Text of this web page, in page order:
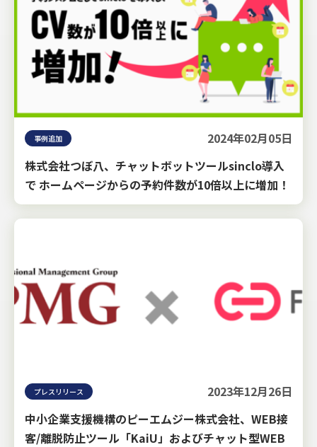
事例追加
2024年02月05日
株式会社つぼ八、チャットボットツールsinclo導入
で ホームページからの予約件数が10倍以上に増加！
プレスリリース
2023年12月26日
中小企業支援機構のピーエムジー株式会社、WEB接
客/離脱防止ツール「KaiU」およびチャット型WEB